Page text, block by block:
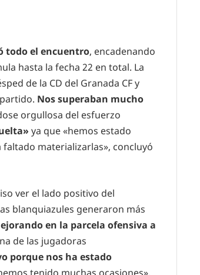
todo el encuentro, encadenando
hasta la fecha 22 en total. La
de la CD del Granada CF y
Nos superaban mucho
orgullosa del esfuerzo
ya que «hemos estado
materializarlas», concluyó
ver el lado positivo del
blanquiazules generaron más
en la parcela ofensiva a
de las jugadoras
porque nos ha estado